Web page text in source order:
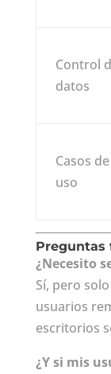
Control
datos
Casos de
uso
Preguntas
¿Necesito
Sí, pero
usuarios
escritorios
¿Y si mis